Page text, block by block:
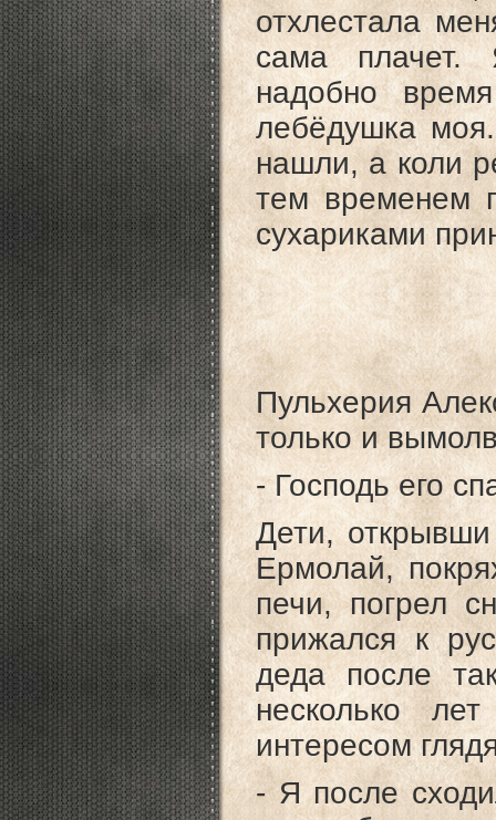
отхлестала
сама
надобно
лебёдушка
нашли, а коли
тем временем
сухариками
Пульхерия
только и
- Господь его
Дети,
Ермолай,
печи, погрел
прижался к
деда после
несколько
интересом
- Я после